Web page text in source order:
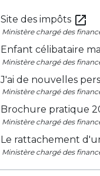
Site des impôts open_in_new
Ministère chargé des
Enfant célibataire
Ministère chargé des
J'ai de nouvelles
Ministère chargé des
Brochure pratique
Ministère chargé des
Le rattachement
Ministère chargé des